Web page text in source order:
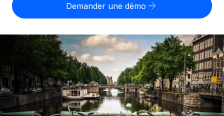
dans le monde
Gestion des freelances
Intégrez et gérez vos freelances partout dans le monde
PEO
Sous-traitez les opérations complexes liées à l’emploi
Explorateur des États-Unis (par État)
Simplifiez l’embauche à travers les différents États des
Comparer Remote
Examinez notre service par rapport aux autres
CROISSANCE
Start-ups
Évaluez le risque de requalification de contrat par pays
Calculez le coût total des employés dans n’importe quel
pays
Calculateur de paiement des freelances
Découvrez les devises disponibles et les vitesses de
paiement pour vos freelances internationaux
English (United States)
English
Nederlands
Français
Deutsch
Connexion
Demander une démo